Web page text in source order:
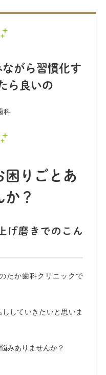
がら習慣化す
ら良いの
科
困りごとあ
か？
げ磨きでのこん
たか歯科クリニックで
していきたいと思いま
みありませんか？